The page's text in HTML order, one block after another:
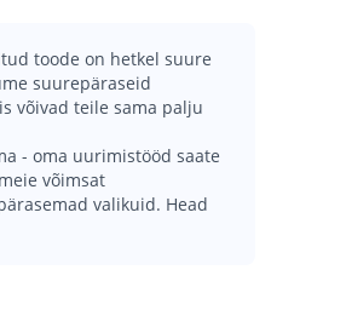
toode on hetkel suure
suurepäraseid
võivad teile sama palju
- oma uurimistööd saate
võimsat
valikuid. Head